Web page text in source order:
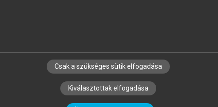
SZERZŐKNEK CÉGEKNEK KÖNYVTÁROSOKNAK
SZERKESZTÉSI ÉS LEKTORÁLÁSI ALAPELVEK
Csak a szükséges sütik elfogadása
Kiválasztottak elfogadása